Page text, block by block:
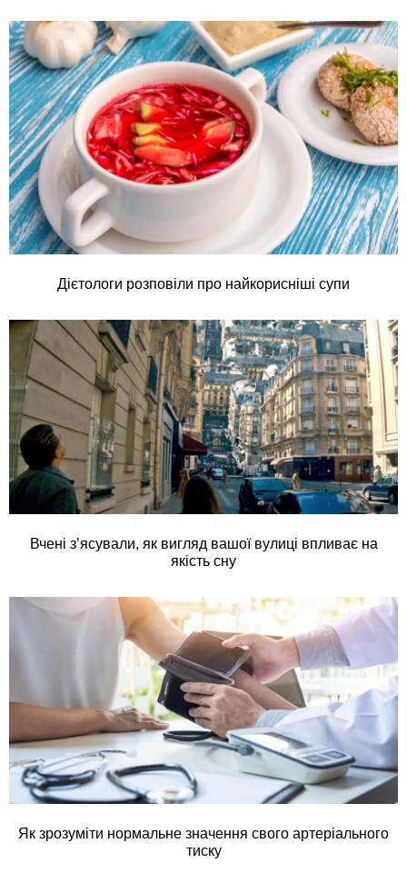
Дієтологи розповіли про найкорисніші супи
Вчені з’ясували, як вигляд вашої вулиці впливає на
якість сну
Як зрозуміти нормальне значення свого артеріального
тиску